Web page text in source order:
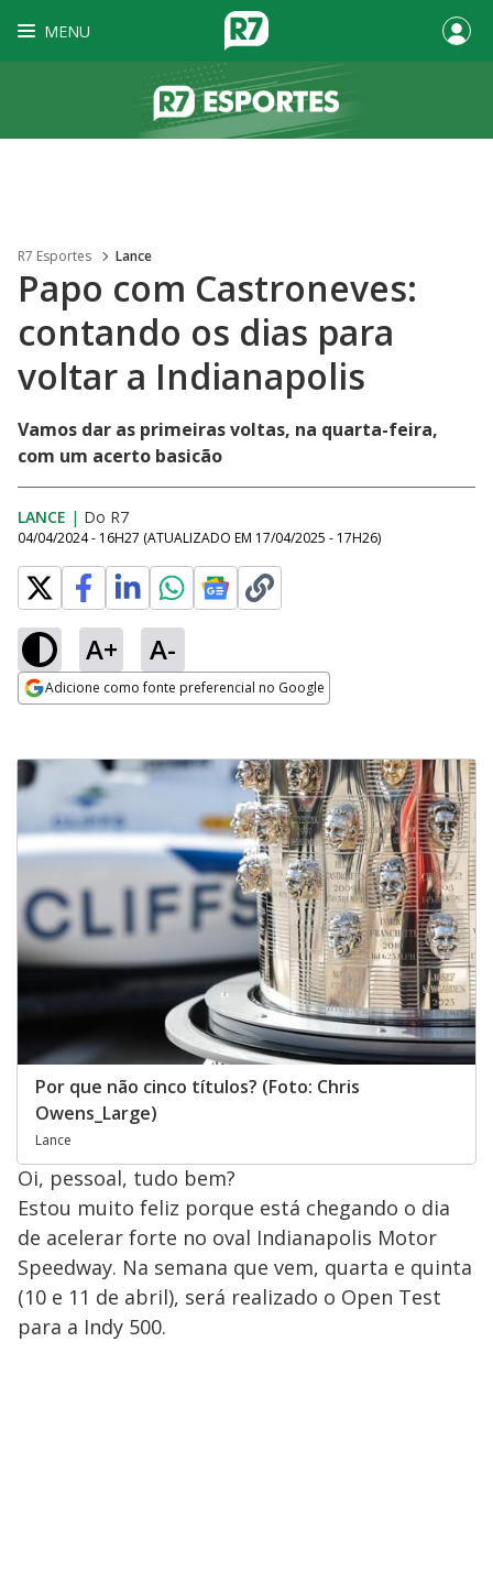
MENU
R7 Esportes Lance
Papo com Castroneves:
contando os dias para
voltar a Indianapolis
Vamos dar as primeiras voltas, na quarta-feira,
com um acerto basicão
LANCE | Do R7
04/04/2024 - 16H27 (ATUALIZADO EM 17/04/2025 - 17H26)
A+ A-
Adicione como fonte preferencial no Google
Por que não cinco títulos? (Foto: Chris
Owens_Large)
Lance
Oi, pessoal, tudo bem?
Estou muito feliz porque está chegando o dia
de acelerar forte no oval Indianapolis Motor
Speedway. Na semana que vem, quarta e quinta
(10 e 11 de abril), será realizado o Open Test
para a Indy 500.